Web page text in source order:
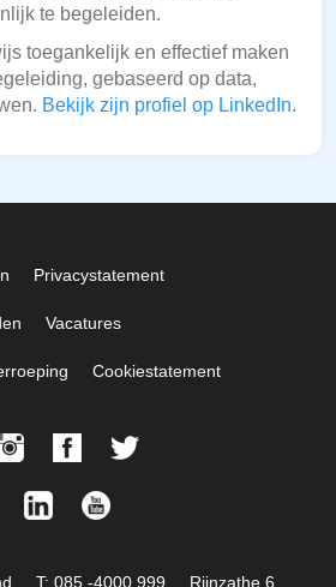
te begeleiden.
toegankelijk en effectief maken
gebaseerd op data,
Bekijk zijn profiel op LinkedIn.
Privacystatement
Vacatures
Cookiestatement
T: 085 -4000 999 Rijnzathe 6